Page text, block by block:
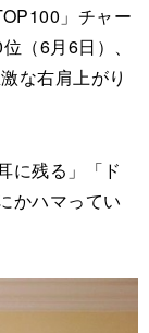
」チャー
（6月6日）、
な右肩上がり
に残る」「ド
かハマってい